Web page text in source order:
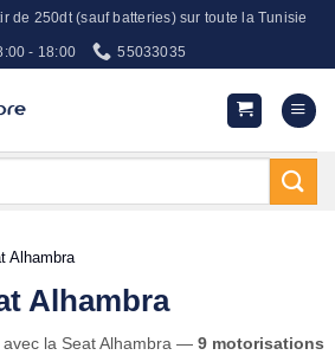
de 250dt (sauf batteries) sur toute la Tunisie
- 18:00 55033035
Alhambra
Alhambra
avec la Seat Alhambra — 9 motorisations